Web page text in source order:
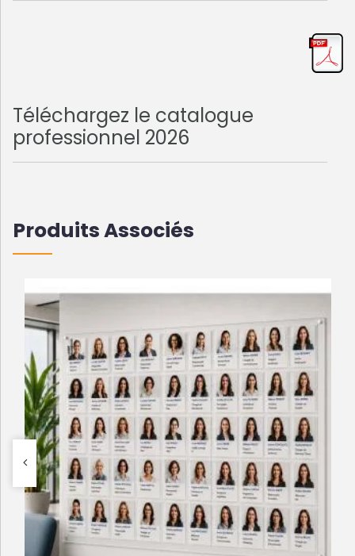
Téléchargez le catalogue
professionnel 2026
Produits Associés